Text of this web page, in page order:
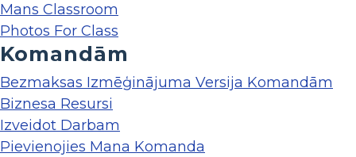
Mans Classroom
Photos For Class
Komandām
Bezmaksas Izmēģinājuma Versija Komandām
Biznesa Resursi
Izveidot Darbam
Pievienojies Mana Komanda